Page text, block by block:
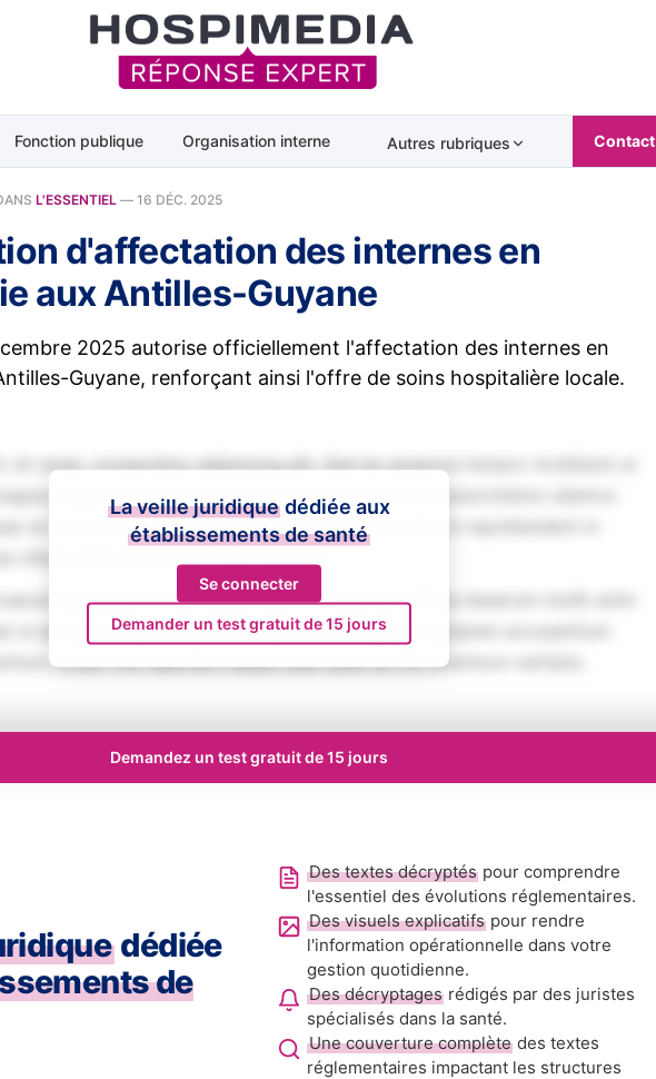
Fonction publique Organisation interne Autres rubriques Contact
L'ESSENTIEL — 16 DÉC. 2025
d'affectation des internes en
aux Antilles-Guyane
2025 autorise officiellement l'affectation des internes en
Guyane, renforçant ainsi l'offre de soins hospitalière locale.
sit amet, consectetur adipiscing elit. Sed do eiusmod tempor incididunt ut
aliqua. Ut enim ad minim veniam, quis nostrud exercitation ullamco
ex ea commodo consequat. Duis aute irure dolor in reprehenderit in
cupidatat non proident, sunt in culpa qui officia deserunt mollit anim
ut perspiciatis unde omnis iste natus error sit voluptatem accusantium
totam rem aperiam, eaque ipsa quae ab illo inventore veritatis.
La veille juridique dédiée aux
établissements de santé
Se connecter
Demander un test gratuit de 15 jours
Demandez un test gratuit de 15 jours
dédiée
de
Des textes décryptés pour comprendre
l'essentiel des évolutions réglementaires.
Des visuels explicatifs pour rendre
l'information opérationnelle dans votre
gestion quotidienne.
Des décryptages rédigés par des juristes
spécialisés dans la santé.
Une couverture complète des textes
réglementaires impactant les structures